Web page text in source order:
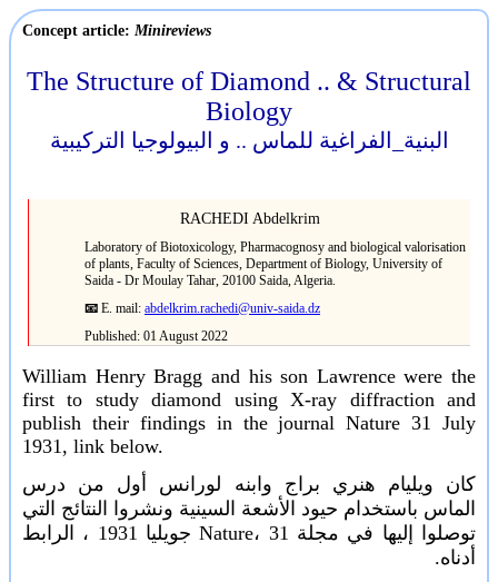
Concept article: Minireviews
The Structure of Diamond .. & Structural
Biology
البنية_الفراغية للماس .. و البيولوجيا التركيبية
RACHEDI Abdelkrim
Laboratory of Biotoxicology, Pharmacognosy and biological valorisation
of plants, Faculty of Sciences, Department of Biology, University of
Saida - Dr Moulay Tahar, 20100 Saida, Algeria.
📧 E. mail: abdelkrim.rachedi@univ-saida.dz
Published: 01 August 2022
William Henry Bragg and his son Lawrence were the
first to study diamond using X-ray diffraction and
publish their findings in the journal Nature 31 July
1931, link below.
كان ويليام هنري براج وابنه لورانس أول من درس
الماس باستخدام حيود الأشعة السينية ونشروا النتائج التي
توصلوا إليها في مجلة Nature، 31 جويليا 1931 ، الرابط
أدناه.